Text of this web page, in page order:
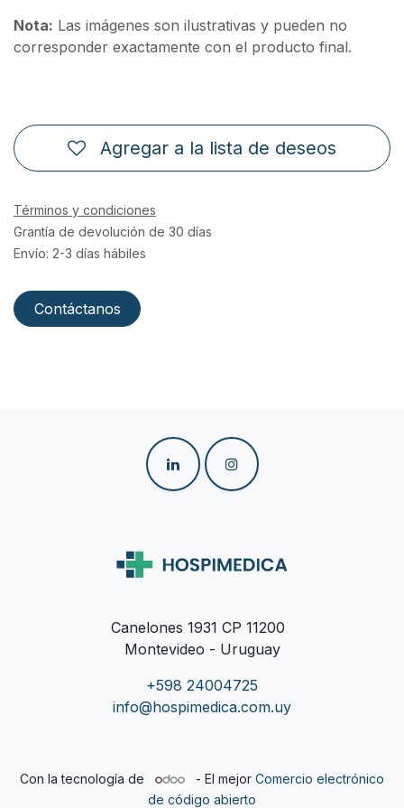
Nota: Las imágenes son ilustrativas y pueden no
corresponder exactamente con el producto final.
Agregar a la lista de deseos
Términos y condiciones
Grantía de devolución de 30 días
Envío: 2-3 días hábiles
Contáctanos
Canelones 1931 CP 11200
Montevideo - Uruguay
+598 24004725
info@hospimedica.com.uy
Con la tecnología de - El mejor Comercio electrónico
de código abierto